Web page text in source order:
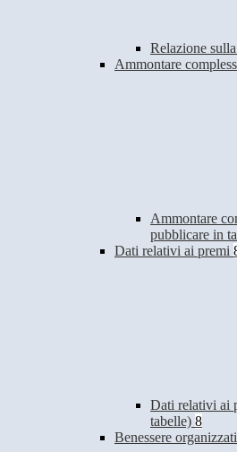
Relazione
Ammontare
Ammontare
pubblicare in
Dati relativi ai premi
Dati relativi ai
tabelle) 8
Benessere